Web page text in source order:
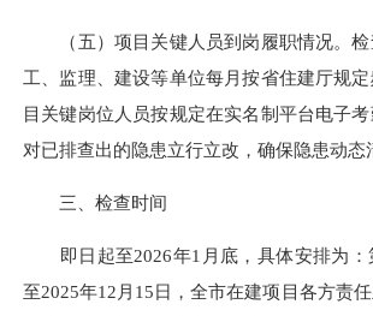
（五）项目关键人员到岗履职情况。检
工、监理、建设等单位每月按省住建厅规
目关键岗位人员按规定在实名制平台电子
对已排查出的隐患立行立改，确保隐患动态
三、检查时间
即日起至2026年1月底，具体安排为：
至2025年12月15日，全市在建项目各方责